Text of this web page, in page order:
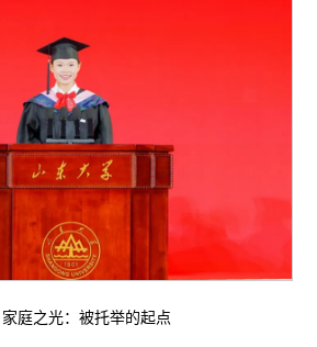
家庭之光：被托举的起点